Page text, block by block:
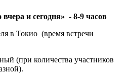
и сегодня» - 8-9 часов
в Токио (время встречи
(при количества участников